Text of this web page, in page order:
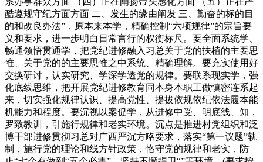
酷遵规守纪方面方面 二、发生的缘由阐发 三、勤奋的标的目
的和改良办法”，原本来本学，精确控制“六项规律”的宗旨要
义和要求，进一步明白日常言行的权衡标尺。要全面系统学、
畅通领悟贯通学，把党纪进修融入习总关于党的扶植的主要思
惟、关于党的的主要思惟之中系统、精确理解。要充实使用好
交换研讨，认实研究、学深学透党的规律。要联系现实学，强
化底线思维，把开展党纪进修教育同本身本职工做慎密连系起
来，切实强化规律认识、提高党性、提拔依规依纪依法履本能
机能力和程度。要沉视以案促学，从进修中受、明底线、知，
罗致教训，引施行规律和老实环境。沉点是推进村党组织和泛
博干部进修贯彻习总对广西严沉方略要求，落实“第一议题”轨
制，施行党的理论和线方针政策，恪守党的规律和老实，防